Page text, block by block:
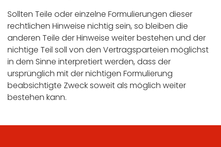
Sollten Teile oder einzelne Formulierungen dieser
rechtlichen Hinweise nichtig sein, so bleiben die
anderen Teile der Hinweise weiter bestehen und der
nichtige Teil soll von den Vertragsparteien möglichst
in dem Sinne interpretiert werden, dass der
ursprünglich mit der nichtigen Formulierung
beabsichtigte Zweck soweit als möglich weiter
bestehen kann.